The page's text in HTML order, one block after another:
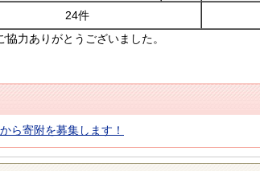
24件
力ありがとうございました。
ら寄附を募集します！